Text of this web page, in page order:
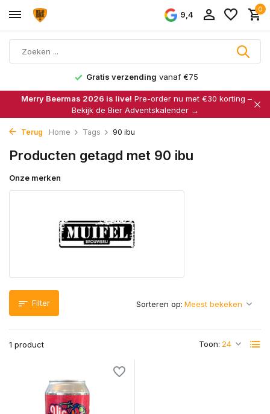
9,4
0
Gratis verzending vanaf €75
Merry Beermas 2026 is live! Pre-order nu met €30 korting –
Bekijk de Bier Adventskalender →
Terug Home Tags 90 ibu
Producten getagd met 90 ibu
Onze merken
Filter
1 product Toon:
Sorteren op: